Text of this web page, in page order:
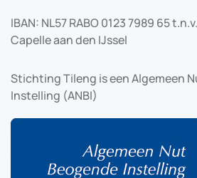
IBAN: NL57 RABO 0123 7989 65
Capelle aan den IJssel
Stichting Tileng is een Algemeen
Instelling (ANBI)